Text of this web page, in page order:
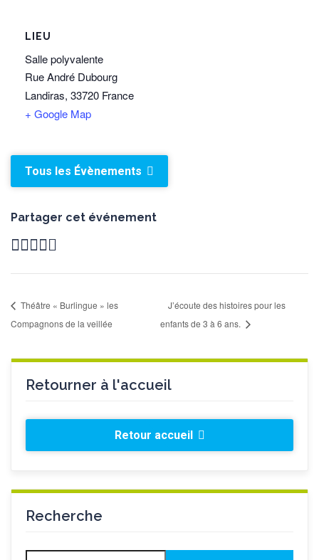
LIEU
Salle polyvalente
Rue André Dubourg
Landiras, 33720 France
+ Google Map
Tous les Évènements
Partager cet événement
Théâtre « Burlingue » les
Compagnons de la veillée
J’écoute des histoires pour les
enfants de 3 à 6 ans.
Retourner à l'accueil
Retour accueil
Recherche